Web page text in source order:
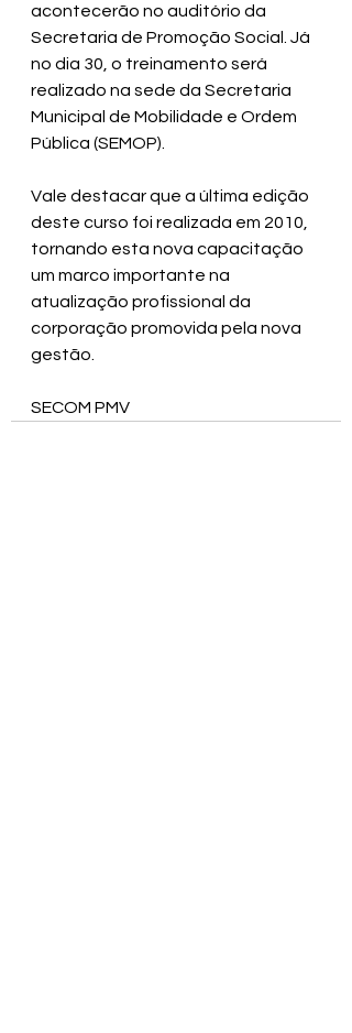
acontecerão no auditório da
Secretaria de Promoção Social. Já
no dia 30, o treinamento será
realizado na sede da Secretaria
Municipal de Mobilidade e Ordem
Pública (SEMOP).
Vale destacar que a última edição
deste curso foi realizada em 2010,
tornando esta nova capacitação
um marco importante na
atualização profissional da
corporação promovida pela nova
gestão.
SECOM PMV